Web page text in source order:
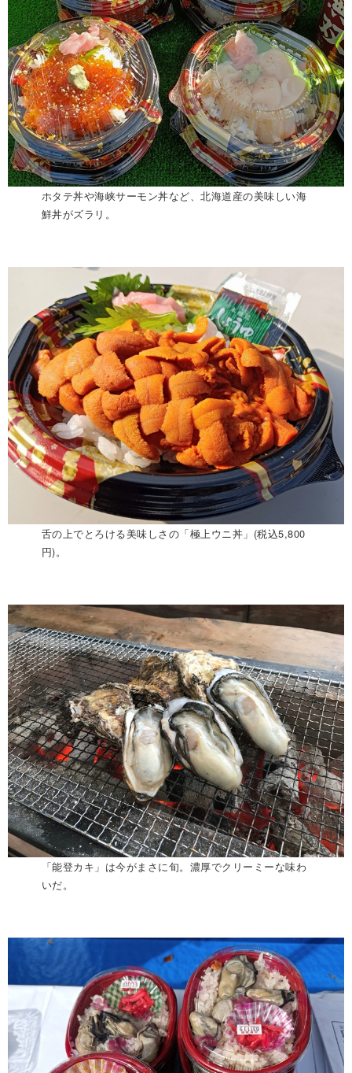
ホタテ丼や海峡サーモン丼など、北海道産の美味しい海
鮮丼がズラリ。
舌の上でとろける美味しさの「極上ウニ丼」(税込5,800
円)。
「能登カキ」は今がまさに旬。濃厚でクリーミーな味わ
いだ。